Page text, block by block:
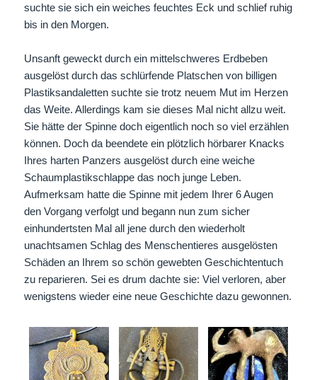
suchte sie sich ein weiches feuchtes Eck und schlief ruhig
bis in den Morgen.
Unsanft geweckt durch ein mittelschweres Erdbeben
ausgelöst durch das schlürfende Platschen von billigen
Plastiksandaletten suchte sie trotz neuem Mut im Herzen
das Weite. Allerdings kam sie dieses Mal nicht allzu weit.
Sie hätte der Spinne doch eigentlich noch so viel erzählen
können. Doch da beendete ein plötzlich hörbarer Knacks
Ihres harten Panzers ausgelöst durch eine weiche
Schaumplastikschlappe das noch junge Leben.
Aufmerksam hatte die Spinne mit jedem Ihrer 6 Augen
den Vorgang verfolgt und begann nun zum sicher
einhundertsten Mal all jene durch den wiederholt
unachtsamen Schlag des Menschentieres ausgelösten
Schäden an Ihrem so schön gewebten Geschichtentuch
zu reparieren. Sei es drum dachte sie: Viel verloren, aber
wenigstens wieder eine neue Geschichte dazu gewonnen.